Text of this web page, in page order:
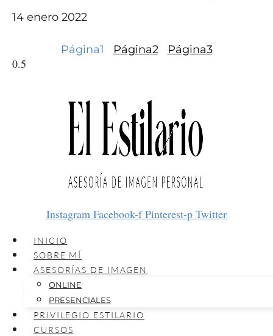
14 enero 2022
Página1 Página2 Página3
Instagram Facebook-f Pinterest-p Twitter
INICIO
SOBRE MÍ
ASESORÍAS DE IMAGEN
ONLINE
PRESENCIALES
PRIVILEGIO ESTILARIO
CURSOS